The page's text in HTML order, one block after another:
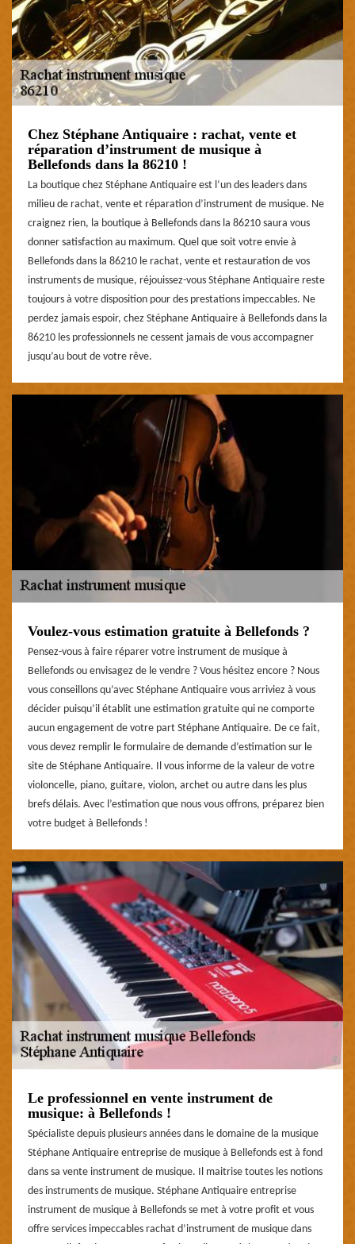
Chez Stéphane Antiquaire : rachat, vente et
réparation d’instrument de musique à
Bellefonds dans la 86210 !
La boutique chez Stéphane Antiquaire est l’un des leaders dans
milieu de rachat, vente et réparation d’instrument de musique. Ne
craignez rien, la boutique à Bellefonds dans la 86210 saura vous
donner satisfaction au maximum. Quel que soit votre envie à
Bellefonds dans la 86210 le rachat, vente et restauration de vos
instruments de musique, réjouissez-vous Stéphane Antiquaire reste
toujours à votre disposition pour des prestations impeccables. Ne
perdez jamais espoir, chez Stéphane Antiquaire à Bellefonds dans la
86210 les professionnels ne cessent jamais de vous accompagner
jusqu’au bout de votre rêve.
Voulez-vous estimation gratuite à Bellefonds ?
Pensez-vous à faire réparer votre instrument de musique à
Bellefonds ou envisagez de le vendre ? Vous hésitez encore ? Nous
vous conseillons qu’avec Stéphane Antiquaire vous arriviez à vous
décider puisqu’il établit une estimation gratuite qui ne comporte
aucun engagement de votre part Stéphane Antiquaire. De ce fait,
vous devez remplir le formulaire de demande d’estimation sur le
site de Stéphane Antiquaire. Il vous informe de la valeur de votre
violoncelle, piano, guitare, violon, archet ou autre dans les plus
brefs délais. Avec l’estimation que nous vous offrons, préparez bien
votre budget à Bellefonds !
Le professionnel en vente instrument de
musique: à Bellefonds !
Spécialiste depuis plusieurs années dans le domaine de la musique
Stéphane Antiquaire entreprise de musique à Bellefonds est à fond
dans sa vente instrument de musique. Il maitrise toutes les notions
des instruments de musique. Stéphane Antiquaire entreprise
instrument de musique à Bellefonds se met à votre profit et vous
offre services impeccables rachat d’instrument de musique dans